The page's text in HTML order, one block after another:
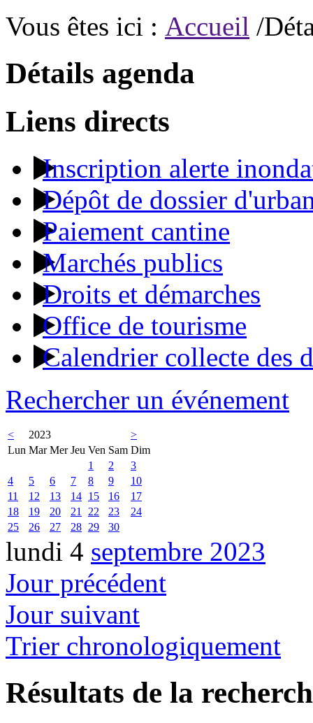
Vous êtes ici : Accueil /
Détails agenda
Liens directs
Inscription alerte
Dépôt de dossier
Paiement cantine
Marchés publics
Droits et démarches
Office de tourisme
Calendrier collecte des
Rechercher un événement
< 2023
>
Lun Mar Mer Jeu Ven Sam Dim
1
2
3
4
5 6 7 8 9
10
11
12 13 14 15 16
17
18
19 20 21 22 23
24
25
26 27 28 29 30
lundi 4 septembre 2023
Jour précédent
Jour suivant
Trier chronologiquement
Résultats de la